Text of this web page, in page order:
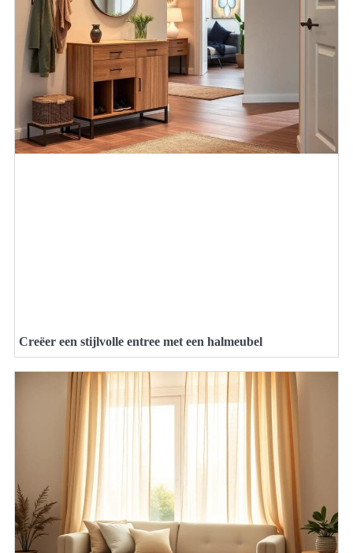
Creëer een stijlvolle entree met een halmeubel